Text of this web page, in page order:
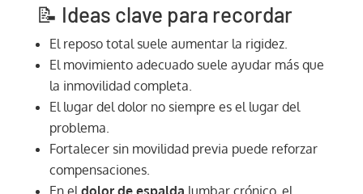
📝 Ideas clave para recordar
El reposo total suele aumentar la rigidez.
El movimiento adecuado suele ayudar más que
la inmovilidad completa.
El lugar del dolor no siempre es el lugar del
problema.
Fortalecer sin movilidad previa puede reforzar
compensaciones.
En el dolor de espalda lumbar crónico, el